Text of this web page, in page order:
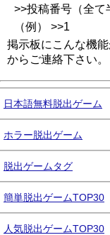
>>投稿番号（全て
（例） >>1
掲示板にこんな機
からご連絡下さい。
日本語無料脱出ゲーム
ホラー脱出ゲーム
脱出ゲームタグ
簡単脱出ゲームTOP30
人気脱出ゲームTOP30